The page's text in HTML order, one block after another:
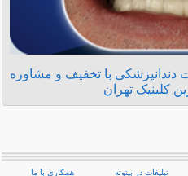
دندانپزشکی با تخفیف و مشاوره
کلینیک تهران
تبلیغات در بیتوته همکاری با ما